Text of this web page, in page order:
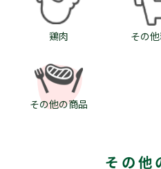
鶏肉 その
その他の商品
その他